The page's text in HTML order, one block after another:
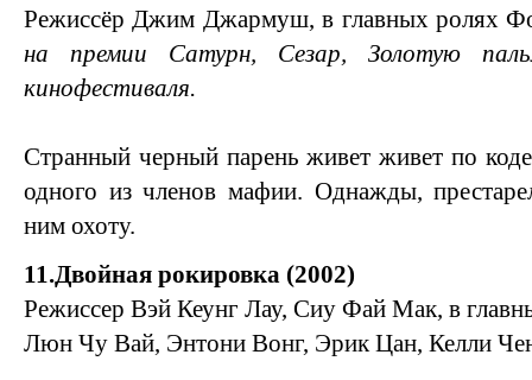
Режиссёр Джим Джармуш, в главных ролях
на премии Сатурн, Сезар, Золотую
кинофестиваля.
Странный черный парень живет живет по
одного из членов мафии. Однажды,
ним охоту.
11.Двойная рокировка (2002)
Режиссер Вэй Кеунг Лау, Сиу Фай Мак, в
Люн Чу Вай, Энтони Вонг, Эрик Цан, Келли